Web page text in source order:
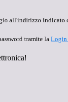
all'indirizzo indicato
tramite la Login